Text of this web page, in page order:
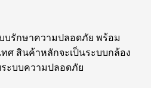
บรักษาความปลอดภัย พร้อม
ศ สินค้าหลักจะเป็นระบบกล้อง
ระบบความปลอดภัย